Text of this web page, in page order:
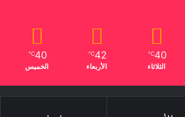
40
℃
الثلاثاء
42
℃
الأربعاء
40
℃
الخميس